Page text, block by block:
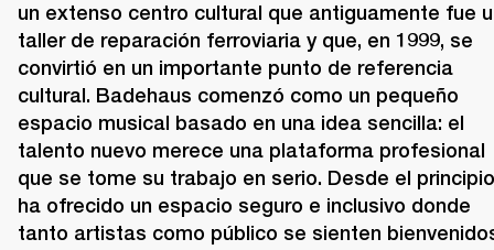
un extenso centro cultural que antiguamente fue
taller de reparación ferroviaria y que, en 1999, se
convirtió en un importante punto de referencia
cultural. Badehaus comenzó como un pequeño
espacio musical basado en una idea sencilla: el
talento nuevo merece una plataforma profesional
que se tome su trabajo en serio. Desde el
ha ofrecido un espacio seguro e inclusivo donde
tanto artistas como público se sienten